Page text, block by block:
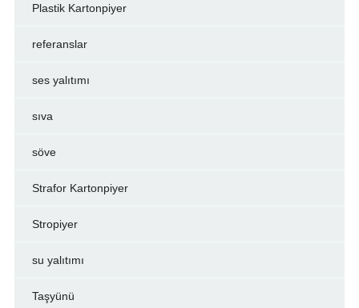
Plastik Kartonpiyer
referanslar
ses yalıtımı
sıva
söve
Strafor Kartonpiyer
Stropiyer
su yalıtımı
Taşyünü